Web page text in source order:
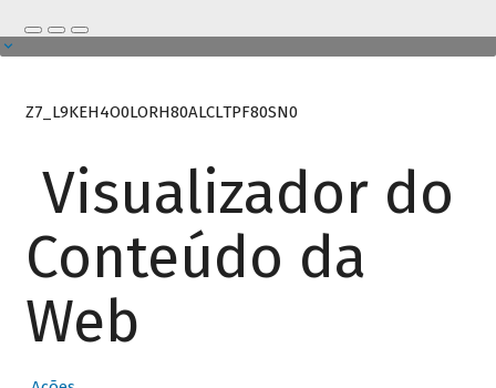
Z7_L9KEH4O0LORH80ALCLTPF80SN0
Visualizador do
Conteúdo da
Web